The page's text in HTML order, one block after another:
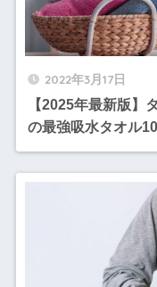
2022年3月17日
【2025年最新版】
の最強吸水タオル